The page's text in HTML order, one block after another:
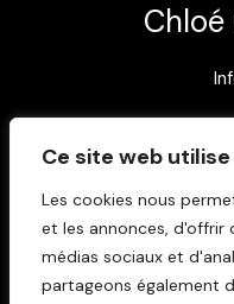
Ce site web
Les cookies nous
et les annonces, d'offrir
médias sociaux et
partageons également
2